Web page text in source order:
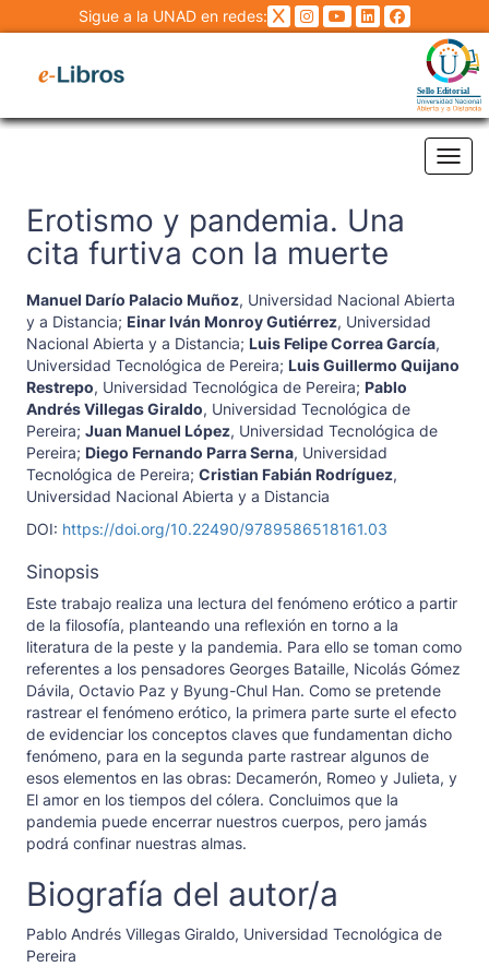
Sigue a la UNAD en redes:
Erotismo y pandemia. Una
cita furtiva con la muerte
Manuel Darío Palacio Muñoz, Universidad Nacional Abierta
y a Distancia; Einar Iván Monroy Gutiérrez, Universidad
Nacional Abierta y a Distancia; Luis Felipe Correa García,
Universidad Tecnológica de Pereira; Luis Guillermo Quijano
Restrepo, Universidad Tecnológica de Pereira; Pablo
Andrés Villegas Giraldo, Universidad Tecnológica de
Pereira; Juan Manuel López, Universidad Tecnológica de
Pereira; Diego Fernando Parra Serna, Universidad
Tecnológica de Pereira; Cristian Fabián Rodríguez,
Universidad Nacional Abierta y a Distancia
DOI: https://doi.org/10.22490/9789586518161.03
Sinopsis
Este trabajo realiza una lectura del fenómeno erótico a partir
de la filosofía, planteando una reflexión en torno a la
literatura de la peste y la pandemia. Para ello se toman como
referentes a los pensadores Georges Bataille, Nicolás Gómez
Dávila, Octavio Paz y Byung-Chul Han. Como se pretende
rastrear el fenómeno erótico, la primera parte surte el efecto
de evidenciar los conceptos claves que fundamentan dicho
fenómeno, para en la segunda parte rastrear algunos de
esos elementos en las obras: Decamerón, Romeo y Julieta, y
El amor en los tiempos del cólera. Concluimos que la
pandemia puede encerrar nuestros cuerpos, pero jamás
podrá confinar nuestras almas.
Biografía del autor/a
Pablo Andrés Villegas Giraldo, Universidad Tecnológica de
Pereira